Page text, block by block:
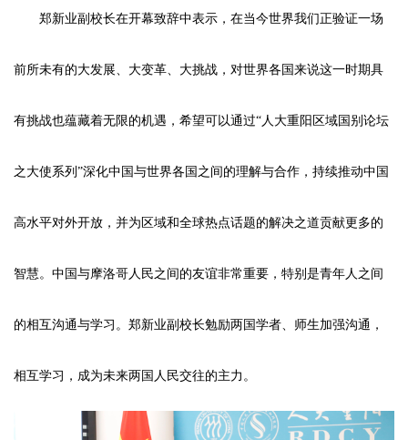
郑新业副校长在开幕致辞中表示，在当今世界我们正验证一场
前所未有的大发展、大变革、大挑战，对世界各国来说这一时期具
有挑战也蕴藏着无限的机遇，希望可以通过“人大重阳区域国别论坛
之大使系列”深化中国与世界各国之间的理解与合作，持续推动中国
高水平对外开放，并为区域和全球热点话题的解决之道贡献更多的
智慧。中国与摩洛哥人民之间的友谊非常重要，特别是青年人之间
的相互沟通与学习。郑新业副校长勉励两国学者、师生加强沟通，
相互学习，成为未来两国人民交往的主力。